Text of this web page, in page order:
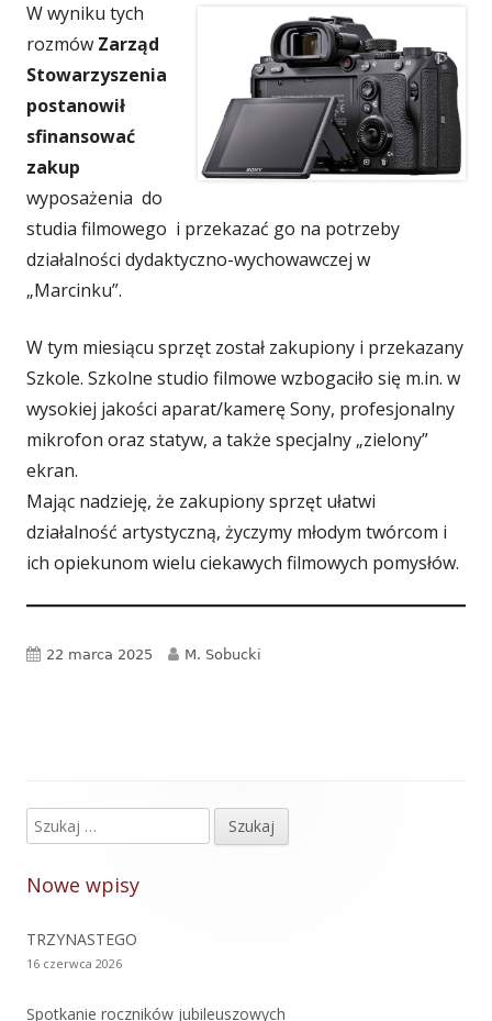
W wyniku tych
rozmów Zarząd
Stowarzyszenia
postanowił
sfinansować
zakup
wyposażenia do
studia filmowego i przekazać go na potrzeby
działalności dydaktyczno-wychowawczej w
„Marcinku”.
W tym miesiącu sprzęt został zakupiony i przekazany
Szkole. Szkolne studio filmowe wzbogaciło się m.in. w
wysokiej jakości aparat/kamerę Sony, profesjonalny
mikrofon oraz statyw, a także specjalny „zielony”
ekran.
Mając nadzieję, że zakupiony sprzęt ułatwi
działalność artystyczną, życzymy młodym twórcom i
ich opiekunom wielu ciekawych filmowych pomysłów.
Opublikowano
22 marca 2025 Autor
M. Sobucki
Główny
panel
boczny
Szukaj:
Nowe wpisy
TRZYNASTEGO
16 czerwca 2026
Spotkanie roczników jubileuszowych